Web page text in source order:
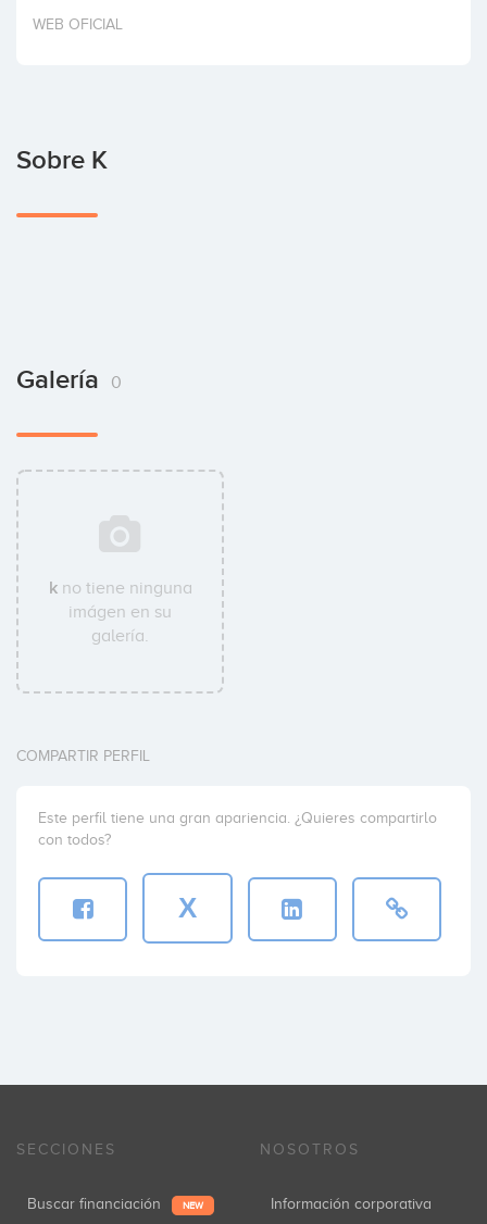
Invertir
WEB OFICIAL
Sobre K
Galería 0
kno tiene ninguna
imágen en su
galería.
COMPARTIR PERFIL
Este perfil tiene una gran apariencia. ¿Quieres compartirlo
con todos?
X
SECCIONES
Buscar financiación NEW
NOSOTROS
Información corporativa